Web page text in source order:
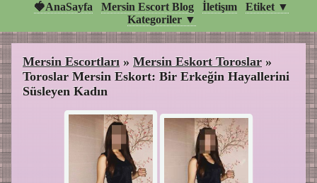
🍓AnaSayfa Mersin Escort Blog İletişım
Etiket ▼
Kategoriler ▼
Mersin Escortları » Mersin Eskort Toroslar »
Toroslar Mersin Eskort: Bir Erkeğin Hayallerini
Süsleyen Kadın